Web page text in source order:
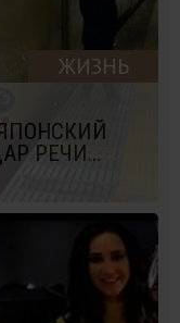
ЖИЗНЬ
РЕЧИ…